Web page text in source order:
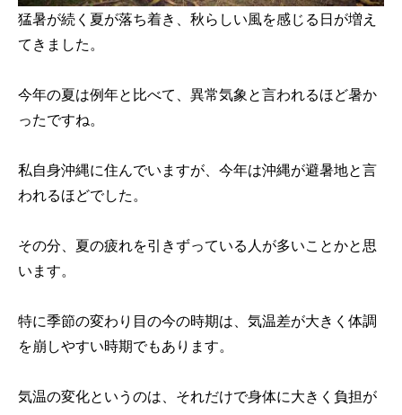
猛暑が続く夏が落ち着き、秋らしい風を感じる日が増え
てきました。
今年の夏は例年と比べて、異常気象と言われるほど暑か
ったですね。
私自身沖縄に住んでいますが、今年は沖縄が避暑地と言
われるほどでした。
その分、夏の疲れを引きずっている人が多いことかと思
います。
特に季節の変わり目の今の時期は、気温差が大きく体調
を崩しやすい時期でもあります。
気温の変化というのは、それだけで身体に大きく負担が